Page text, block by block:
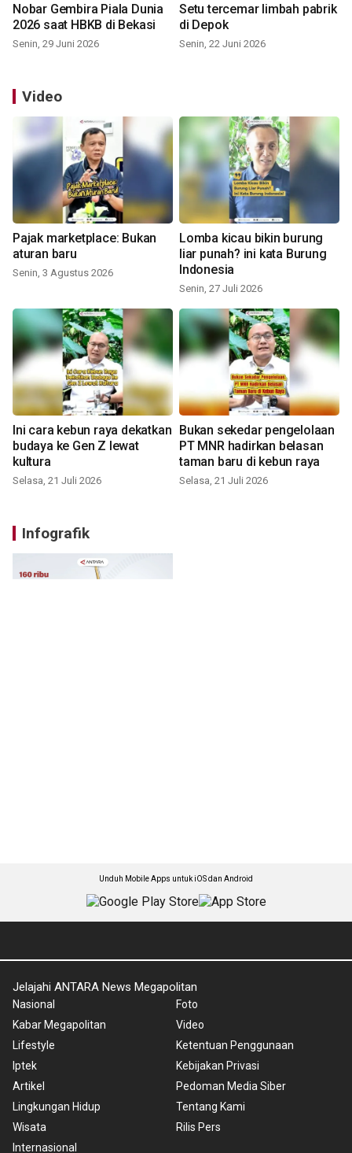
Nobar Gembira Piala Dunia
2026 saat HBKB di Bekasi
Senin, 29 Juni 2026
Setu tercemar limbah pabrik
di Depok
Senin, 22 Juni 2026
Video
Pajak marketplace: Bukan
aturan baru
Senin, 3 Agustus 2026
Lomba kicau bikin burung
liar punah? ini kata Burung
Indonesia
Senin, 27 Juli 2026
Ini cara kebun raya dekatkan
budaya ke Gen Z lewat
kultura
Selasa, 21 Juli 2026
Bukan sekedar pengelolaan
PT MNR hadirkan belasan
taman baru di kebun raya
Selasa, 21 Juli 2026
Infografik
Unduh Mobile Apps untuk iOS dan Android
Jelajahi ANTARA News Megapolitan
Nasional
Kabar Megapolitan
Lifestyle
Iptek
Artikel
Lingkungan Hidup
Wisata
Internasional
Foto
Video
Ketentuan Penggunaan
Kebijakan Privasi
Pedoman Media Siber
Tentang Kami
Rilis Pers